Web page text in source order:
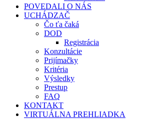
POVEDALI O NÁS
UCHÁDZAČ
Čo ťa čaká
DOD
Registrácia
Konzultácie
Prijímačky
Kritéria
Výsledky
Prestup
FAQ
KONTAKT
VIRTUÁLNA PREHLIADKA